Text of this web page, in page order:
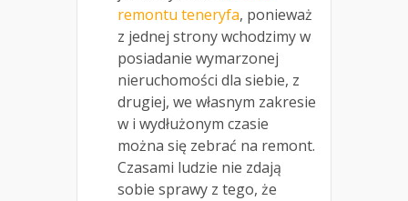
remontu teneryfa, ponieważ
z jednej strony wchodzimy w
posiadanie wymarzonej
nieruchomości dla siebie, z
drugiej, we własnym zakresie
w i wydłużonym czasie
można się zebrać na remont.
Czasami ludzie nie zdają
sobie sprawy z tego, że